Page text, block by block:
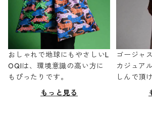
おしゃれで地球にもやさしいL
OQIは、環境意識の高い方に
もぴったりです。
もっと見る
ゴージャ
カジュア
しんで頂